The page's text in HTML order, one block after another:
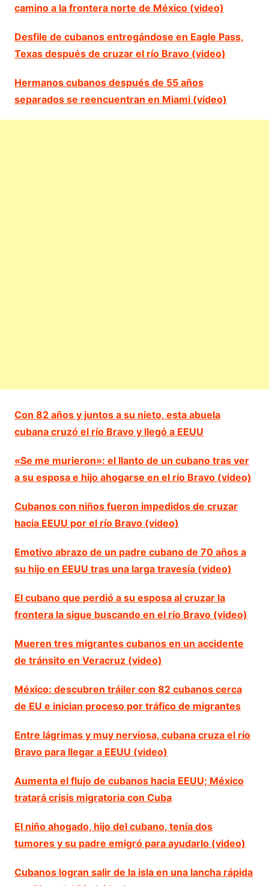
camino a la frontera norte de México (video)
Desfile de cubanos entregándose en Eagle Pass,
Texas después de cruzar el río Bravo (video)
Hermanos cubanos después de 55 años
separados se reencuentran en Miami (video)
Con 82 años y juntos a su nieto, esta abuela
cubana cruzó el río Bravo y llegó a EEUU
«Se me murieron»: el llanto de un cubano tras ver
a su esposa e hijo ahogarse en el río Bravo (video)
Cubanos con niños fueron impedidos de cruzar
hacia EEUU por el río Bravo (video)
Emotivo abrazo de un padre cubano de 70 años a
su hijo en EEUU tras una larga travesía (video)
El cubano que perdió a su esposa al cruzar la
frontera la sigue buscando en el río Bravo (video)
Mueren tres migrantes cubanos en un accidente
de tránsito en Veracruz (video)
México: descubren tráiler con 82 cubanos cerca
de EU e inician proceso por tráfico de migrantes
Entre lágrimas y muy nerviosa, cubana cruza el río
Bravo para llegar a EEUU (video)
Aumenta el flujo de cubanos hacia EEUU; México
tratará crisis migratoria con Cuba
El niño ahogado, hijo del cubano, tenía dos
tumores y su padre emigró para ayudarlo (video)
Cubanos logran salir de la isla en una lancha rápida